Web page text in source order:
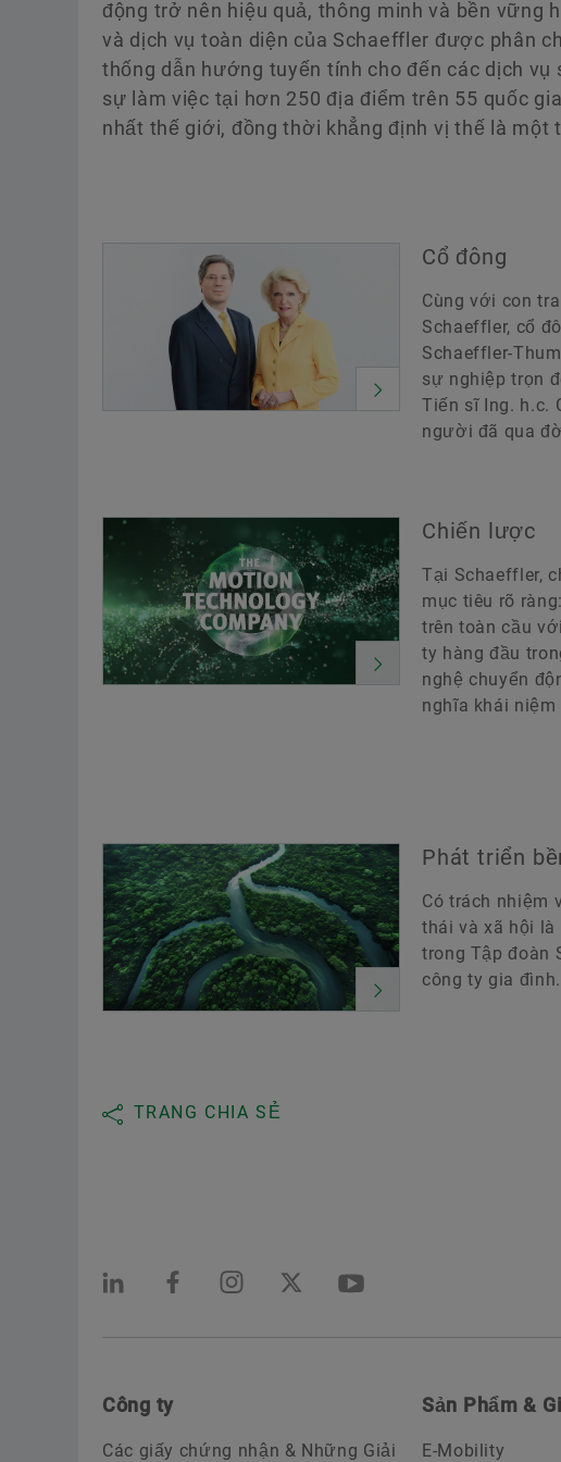
động trở nên hiệu quả, thông minh và bền vững
và dịch vụ toàn diện của Schaeffler được phân
thống dẫn hướng tuyến tính cho đến các dịch
sự làm việc tại hơn 250 địa điểm trên 55 quốc
nhất thế giới, đồng thời khẳng định vị thế là
Cổ đông
Cùng với con
Schaeffler, cổ
Schaeffler-
sự nghiệp trọn
Tiến sĩ Ing. h.c.
người đã qua
Chiến lược
Tại Schaeffler,
mục tiêu rõ
trên toàn cầu
ty hàng đầu
nghệ chuyển
nghĩa khái niệm
Phát triển
Có trách nhiệm
thái và xã hội là
trong Tập đoàn
công ty gia đình.
TRANG CHIA SẺ
Công ty
Các giấy chứng nhận & Những Giải
Sản Phẩm &
E-Mobility